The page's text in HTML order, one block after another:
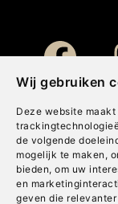
Wij gebruiken
Deze website
de volgende
mogelijk te maken ,
bieden, om uw
en
geven die